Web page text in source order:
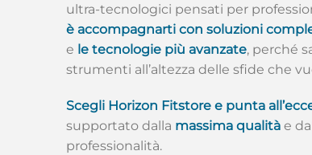
ultra-tecnologici pensati per
è accompagnarti con soluzioni
e le tecnologie più avanzate, perché
strumenti all’altezza delle sfide che
Scegli Horizon Fitstore e punta
supportato dalla massima qualità e
professionalità.